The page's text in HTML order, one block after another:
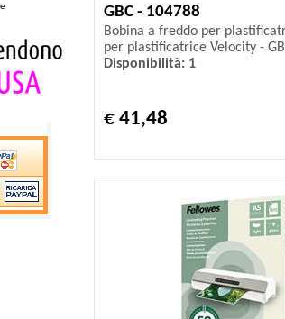
GBC - 104788
Bobina a freddo per
per plastificatrice Velocity -
Disponibilità: 1
€ 41,48